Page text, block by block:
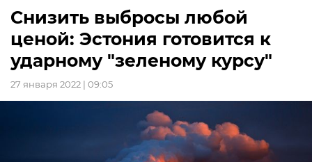
Снизить выбросы любой
ценой: Эстония готовится к
ударному "зеленому курсу"
27 января 2022 | 09:05